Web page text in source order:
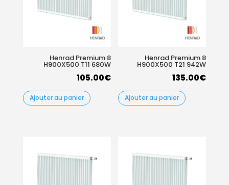
Henrad Premium 8
H900X500 T11 680W
105.00€
Ajouter au panier
Henrad Premium 8
H900X500 T21 942W
135.00€
Ajouter au panier